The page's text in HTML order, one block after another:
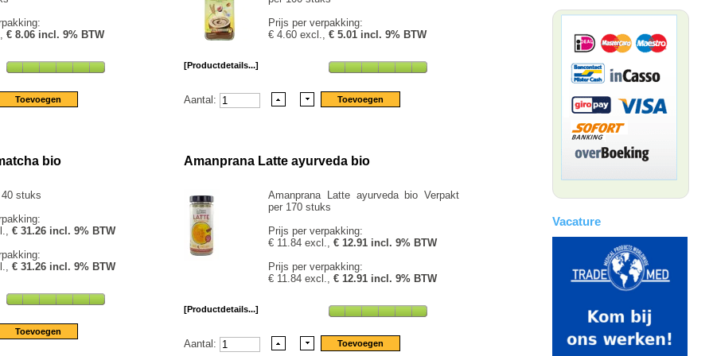
Vacature
€ 8.06 incl. 9% BTW
Prijs per verpakking:
€ 4.60 excl., € 5.01 incl. 9% BTW
[Productdetails...]
Aantal:
bio
stuks
€ 31.26 incl. 9% BTW
€ 31.26 incl. 9% BTW
Amanprana Latte ayurveda bio
Amanprana Latte ayurveda bio Verpakt
per 170 stuks
Prijs per verpakking:
€ 11.84 excl., € 12.91 incl. 9% BTW
Prijs per verpakking:
€ 11.84 excl., € 12.91 incl. 9% BTW
[Productdetails...]
Aantal: